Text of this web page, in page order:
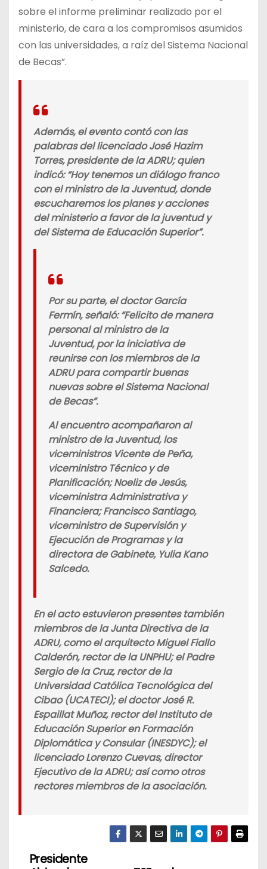
sobre el informe preliminar realizado por el
ministerio, de cara a los compromisos asumidos
con las universidades, a raíz del Sistema Nacional
de Becas”.
Además, el evento contó con las
palabras del licenciado José Hazim
Torres, presidente de la ADRU; quien
indicó: “Hoy tenemos un diálogo franco
con el ministro de la Juventud, donde
escucharemos los planes y acciones
del ministerio a favor de la juventud y
del Sistema de Educación Superior”.
Por su parte, el doctor García
Fermín, señaló: “Felicito de manera
personal al ministro de la
Juventud, por la iniciativa de
reunirse con los miembros de la
ADRU para compartir buenas
nuevas sobre el Sistema Nacional
de Becas”.
Al encuentro acompañaron al
ministro de la Juventud, los
viceministros Vicente de Peña,
viceministro Técnico y de
Planificación; Noeliz de Jesús,
viceministra Administrativa y
Financiera; Francisco Santiago,
viceministro de Supervisión y
Ejecución de Programas y la
directora de Gabinete, Yulia Kano
Salcedo.
En el acto estuvieron presentes también
miembros de la Junta Directiva de la
ADRU, como el arquitecto Miguel Fiallo
Calderón, rector de la UNPHU; el Padre
Sergio de la Cruz, rector de la
Universidad Católica Tecnológica del
Cibao (UCATECI); el doctor José R.
Espaillat Muñoz, rector del Instituto de
Educación Superior en Formación
Diplomática y Consular (INESDYC); el
licenciado Lorenzo Cuevas, director
Ejecutivo de la ADRU; así como otros
rectores miembros de la asociación.
NPresidente